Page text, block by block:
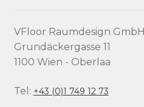
VFloor Raumdesign GmbH
Grundäckergasse 11
1100 Wien - Oberlaa
Tel: +43 (0)1 749 12 73